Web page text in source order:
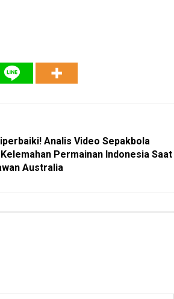
Analis Video Sepakbola
Permainan Indonesia Saat
Australia